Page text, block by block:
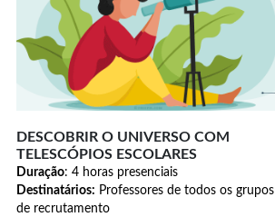
DESCOBRIR O UNIVERSO COM
TELESCÓPIOS ESCOLARES
Duração: 4 horas presenciais
Destinatários: Professores de todos os grupos
de recrutamento